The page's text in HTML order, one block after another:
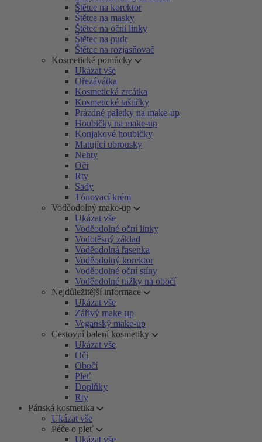
Štětce na korektor
Štětce na masky
Štětec na oční linky
Štětec na pudr
Štětec na rozjasňovač
Kosmetické pomůcky
Ukázat vše
Ořezávátka
Kosmetická zrcátka
Kosmetické taštičky
Prázdné paletky na make-up
Houbičky na make-up
Konjakové houbičky
Matující ubrousky
Nehty
Oči
Rty
Sady
Tónovací krém
Voděodolný make-up
Ukázat vše
Voděodolné oční linky
Vodotěsný základ
Voděodolná řasenka
Voděodolný korektor
Voděodolné oční stíny
Voděodolné tužky na obočí
Nejdůležitější informace
Ukázat vše
Zářivý make-up
Veganský make-up
Cestovní balení kosmetiky
Ukázat vše
Oči
Obočí
Pleť
Doplňky
Rty
Pánská kosmetika
Ukázat vše
Péče o pleť
Ukázat vše